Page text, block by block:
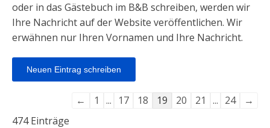
oder in das Gästebuch im B&B schreiben, werden wir
Ihre Nachricht auf der Website veröffentlichen. Wir
erwähnen nur Ihren Vornamen und Ihre Nachricht.
Navigation
← 1 ... 17 18 19 20 21 ... 24
→
474 Einträge